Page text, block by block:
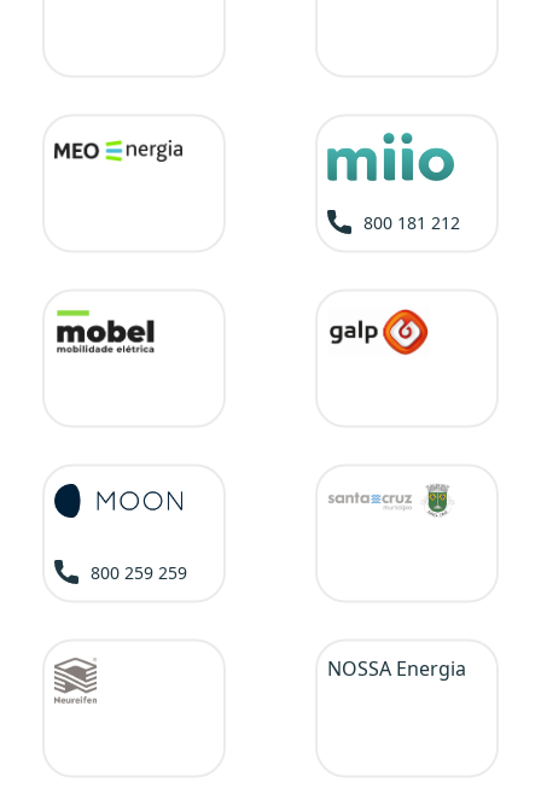
800 181 212
800 259 259
NOSSA Energia